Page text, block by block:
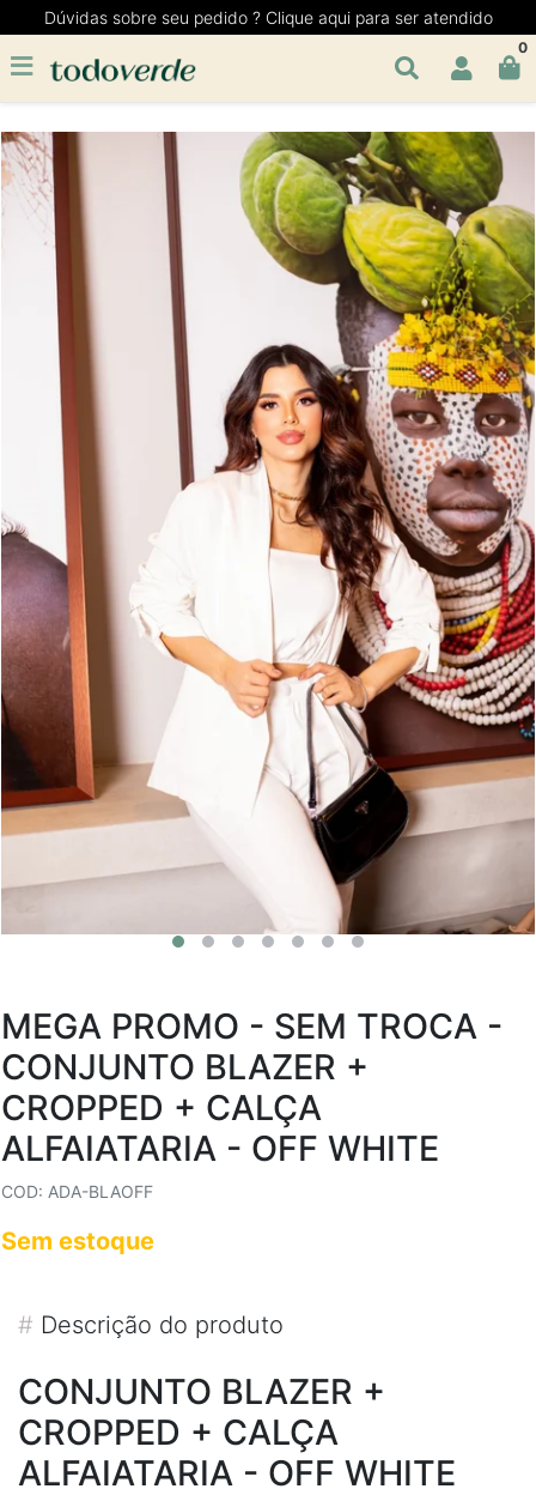
Dúvidas sobre seu pedido ? Clique aqui para ser atendido
0
MEGA PROMO - SEM TROCA -
CONJUNTO BLAZER +
CROPPED + CALÇA
ALFAIATARIA - OFF WHITE
COD: ADA-BLAOFF
Sem estoque
# Descrição do produto
CONJUNTO BLAZER +
CROPPED + CALÇA
ALFAIATARIA - OFF WHITE